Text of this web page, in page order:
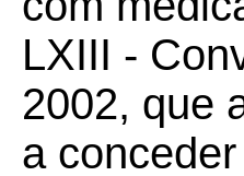
LXIII -
2002, que
a